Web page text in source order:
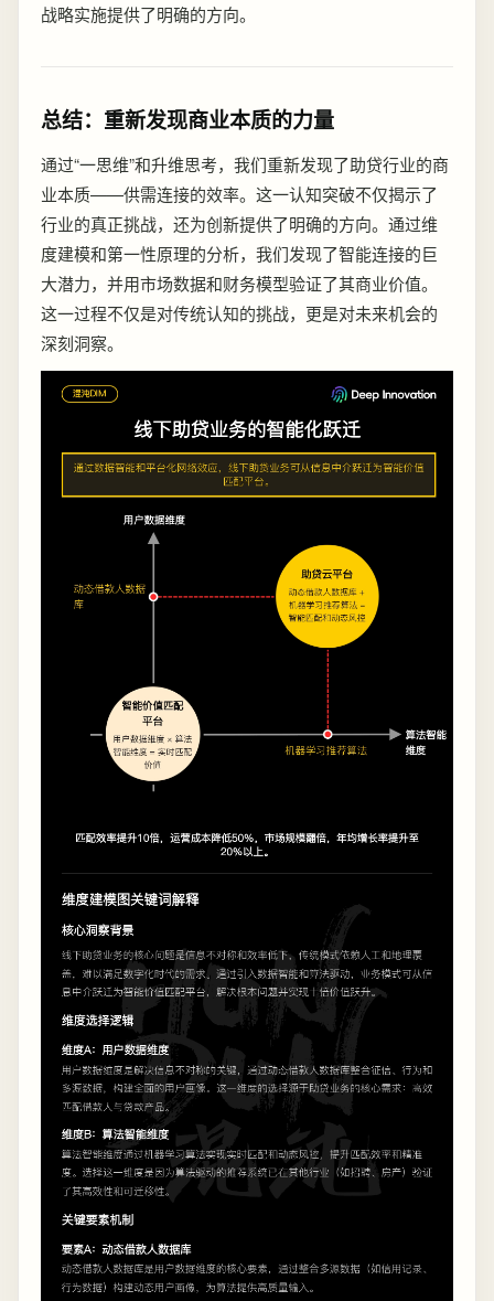
战略实施提供了明确的方向。
总结：重新发现商业本质的力量
通过“一思维”和升维思考，我们重新发现了助贷行业的商
业本质——供需连接的效率。这一认知突破不仅揭示了
行业的真正挑战，还为创新提供了明确的方向。通过维
度建模和第一性原理的分析，我们发现了智能连接的巨
大潜力，并用市场数据和财务模型验证了其商业价值。
这一过程不仅是对传统认知的挑战，更是对未来机会的
深刻洞察。